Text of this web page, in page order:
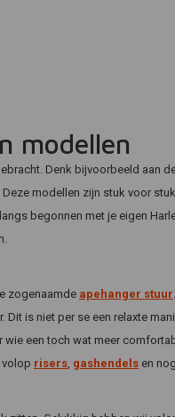
modellen
Denk bijvoorbeeld aan
modellen zijn stuk voor
begonnen met je eigen
zogenaamde apehanger stuur
is niet per se een relaxte
een toch wat meer
volop risers, gashendels en